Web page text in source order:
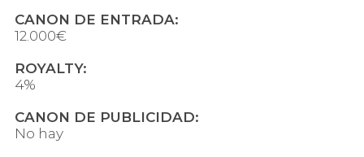
CANON DE ENTRADA:
12.000€
ROYALTY:
4%
CANON DE PUBLICIDAD:
No hay